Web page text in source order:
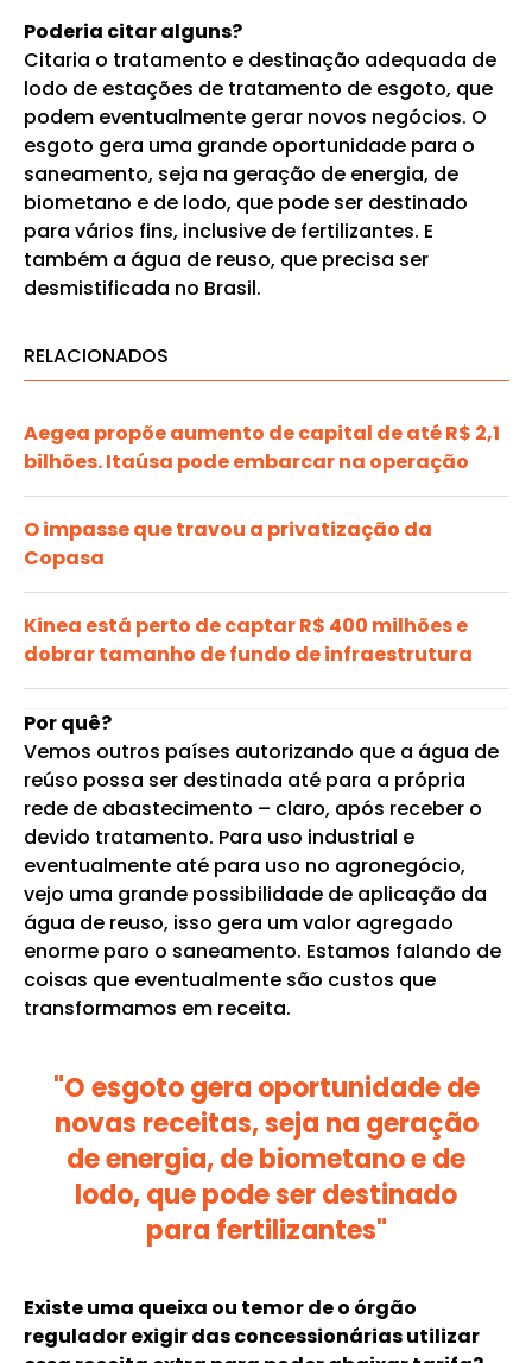
Poderia citar alguns?
Citaria o tratamento e destinação adequada de
lodo de estações de tratamento de esgoto, que
podem eventualmente gerar novos negócios. O
esgoto gera uma grande oportunidade para o
saneamento, seja na geração de energia, de
biometano e de lodo, que pode ser destinado
para vários fins, inclusive de fertilizantes. E
também a água de reuso, que precisa ser
desmistificada no Brasil.
RELACIONADOS
Aegea propõe aumento de capital de até R$ 2,1
bilhões. Itaúsa pode embarcar na operação
O impasse que travou a privatização da
Copasa
Kinea está perto de captar R$ 400 milhões e
dobrar tamanho de fundo de infraestrutura
Por quê?
Vemos outros países autorizando que a água de
reúso possa ser destinada até para a própria
rede de abastecimento – claro, após receber o
devido tratamento. Para uso industrial e
eventualmente até para uso no agronegócio,
vejo uma grande possibilidade de aplicação da
água de reuso, isso gera um valor agregado
enorme paro o saneamento. Estamos falando de
coisas que eventualmente são custos que
transformamos em receita.
"O esgoto gera oportunidade de
novas receitas, seja na geração
de energia, de biometano e de
lodo, que pode ser destinado
para fertilizantes"
Existe uma queixa ou temor de o órgão
regulador exigir das concessionárias utilizar